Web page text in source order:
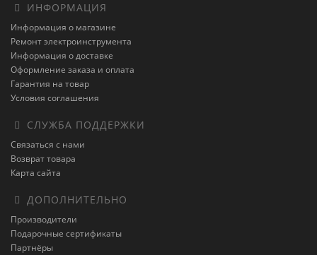
ИНФОРМАЦИЯ
Информация о магазине
Ремонт электроинструмента
Информация о доставке
Оформление заказа и оплата
Гарантия на товар
Условия соглашения
СЛУЖБА ПОДДЕРЖКИ
Связаться с нами
Возврат товара
Карта сайта
ДОПОЛНИТЕЛЬНО
Производители
Подарочные сертификаты
Партнёры